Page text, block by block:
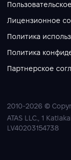
2010-2026 ©
ATAS LLC., 1
LV40203154738
Лицензионное
Политика
Политика
Партнерское